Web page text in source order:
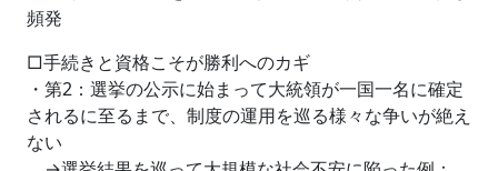
頻発
□手続きと資格こそが勝利へのカギ
・第2：選挙の公示に始まって大統領が一国一名に確定
されるに至るまで、制度の運用を巡る様々な争いが絶え
ない